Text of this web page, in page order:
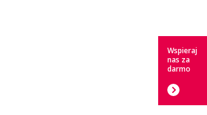
Wspieraj
nas za
darmo